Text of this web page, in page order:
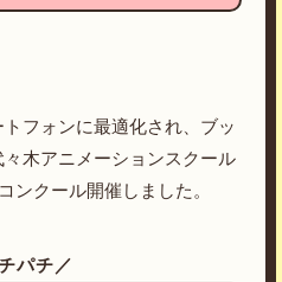
フォンに最適化され、ブッ
木アニメーションスクール
ンクール開催しました。
パチ／